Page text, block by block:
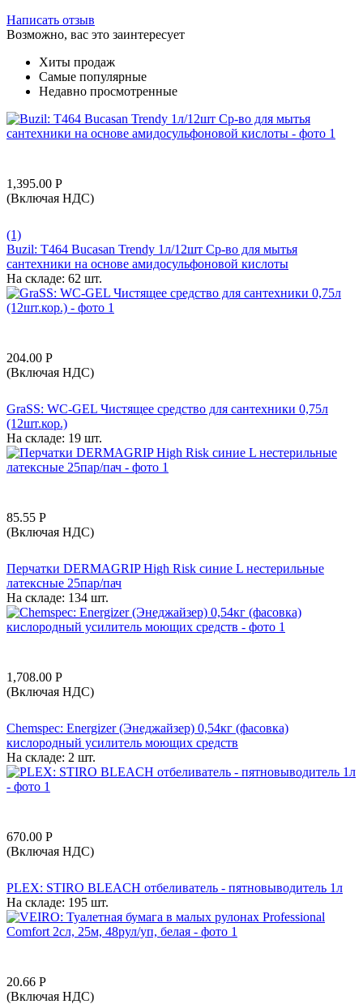
Написать отзыв
Возможно, вас это заинтересует
Хиты продаж
Самые популярные
Недавно просмотренные
1,395.00 Р
(Включая НДС)
(1)
Buzil: T464 Bucasan Trendy 1л/12шт Ср-во для мытья
сантехники на основе амидосульфоновой кислоты
На складе: 62 шт.
204.00 Р
(Включая НДС)
GraSS: WC-GEL Чистящее средство для сантехники 0,75л
(12шт.кор.)
На складе: 19 шт.
85.55 Р
(Включая НДС)
Перчатки DERMAGRIP High Risk синие L нестерильные
латексные 25пар/пач
На складе: 134 шт.
1,708.00 Р
(Включая НДС)
Chemspec: Energizer (Энеджайзер) 0,54кг (фасовка)
кислородный усилитель моющих средств
На складе: 2 шт.
670.00 Р
(Включая НДС)
PLEX: STIRO BLEACH отбеливатель - пятновыводитель 1л
На складе: 195 шт.
20.66 Р
(Включая НДС)